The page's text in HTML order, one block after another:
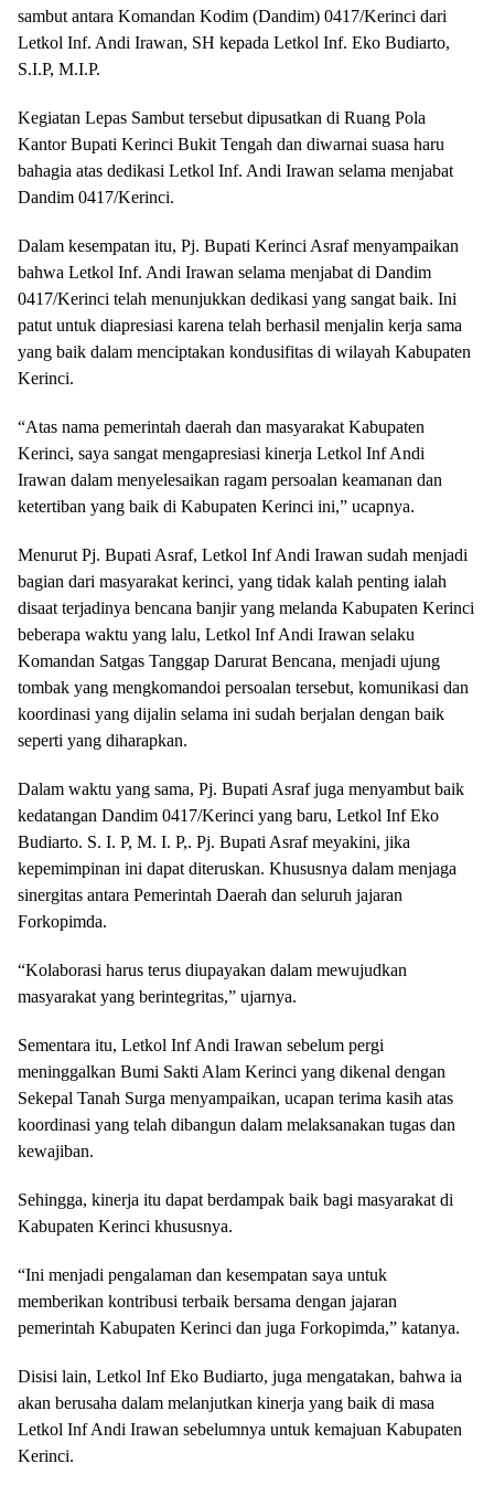
sambut antara Komandan Kodim (Dandim) 0417/Kerinci dari
Letkol Inf. Andi Irawan, SH kepada Letkol Inf. Eko Budiarto,
S.I.P, M.I.P.
Kegiatan Lepas Sambut tersebut dipusatkan di Ruang Pola
Kantor Bupati Kerinci Bukit Tengah dan diwarnai suasa haru
bahagia atas dedikasi Letkol Inf. Andi Irawan selama menjabat
Dandim 0417/Kerinci.
Dalam kesempatan itu, Pj. Bupati Kerinci Asraf menyampaikan
bahwa Letkol Inf. Andi Irawan selama menjabat di Dandim
0417/Kerinci telah menunjukkan dedikasi yang sangat baik. Ini
patut untuk diapresiasi karena telah berhasil menjalin kerja sama
yang baik dalam menciptakan kondusifitas di wilayah Kabupaten
Kerinci.
“Atas nama pemerintah daerah dan masyarakat Kabupaten
Kerinci, saya sangat mengapresiasi kinerja Letkol Inf Andi
Irawan dalam menyelesaikan ragam persoalan keamanan dan
ketertiban yang baik di Kabupaten Kerinci ini,” ucapnya.
Menurut Pj. Bupati Asraf, Letkol Inf Andi Irawan sudah menjadi
bagian dari masyarakat kerinci, yang tidak kalah penting ialah
disaat terjadinya bencana banjir yang melanda Kabupaten Kerinci
beberapa waktu yang lalu, Letkol Inf Andi Irawan selaku
Komandan Satgas Tanggap Darurat Bencana, menjadi ujung
tombak yang mengkomandoi persoalan tersebut, komunikasi dan
koordinasi yang dijalin selama ini sudah berjalan dengan baik
seperti yang diharapkan.
Dalam waktu yang sama, Pj. Bupati Asraf juga menyambut baik
kedatangan Dandim 0417/Kerinci yang baru, Letkol Inf Eko
Budiarto. S. I. P, M. I. P,. Pj. Bupati Asraf meyakini, jika
kepemimpinan ini dapat diteruskan. Khususnya dalam menjaga
sinergitas antara Pemerintah Daerah dan seluruh jajaran
Forkopimda.
“Kolaborasi harus terus diupayakan dalam mewujudkan
masyarakat yang berintegritas,” ujarnya.
Sementara itu, Letkol Inf Andi Irawan sebelum pergi
meninggalkan Bumi Sakti Alam Kerinci yang dikenal dengan
Sekepal Tanah Surga menyampaikan, ucapan terima kasih atas
koordinasi yang telah dibangun dalam melaksanakan tugas dan
kewajiban.
Sehingga, kinerja itu dapat berdampak baik bagi masyarakat di
Kabupaten Kerinci khususnya.
“Ini menjadi pengalaman dan kesempatan saya untuk
memberikan kontribusi terbaik bersama dengan jajaran
pemerintah Kabupaten Kerinci dan juga Forkopimda,” katanya.
Disisi lain, Letkol Inf Eko Budiarto, juga mengatakan, bahwa ia
akan berusaha dalam melanjutkan kinerja yang baik di masa
Letkol Inf Andi Irawan sebelumnya untuk kemajuan Kabupaten
Kerinci.